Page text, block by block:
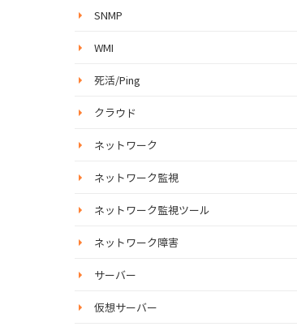
SNMP
WMI
死活/Ping
クラウド
ネットワーク
ネットワーク監視
ネットワーク監視ツール
ネットワーク障害
サーバー
仮想サーバー